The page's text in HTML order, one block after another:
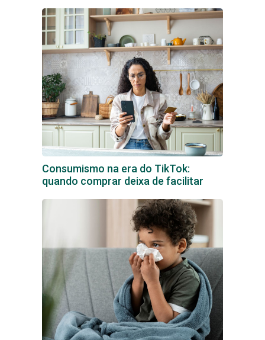
Consumismo na era do TikTok:
quando comprar deixa de facilitar